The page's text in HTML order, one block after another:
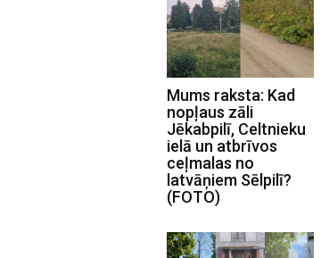
Mums raksta: Kad
nopļaus zāli
Jēkabpilī, Celtnieku
ielā un atbrīvos
ceļmalas no
latvāņiem Sēlpilī?
(FOTO)